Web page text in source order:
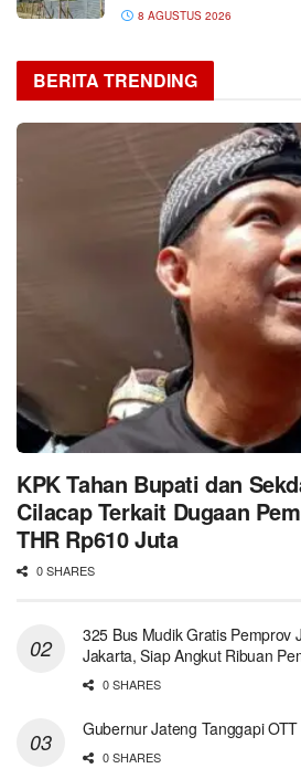
8 AGUSTUS 2026
BERITA TRENDING
KPK Tahan Bupati dan
Cilacap Terkait Dugaan
THR Rp610 Juta
0 SHARES
325 Bus Mudik Gratis Pemprov
Jakarta, Siap Angkut Ribuan
0 SHARES
Gubernur Jateng Tanggapi
0 SHARES